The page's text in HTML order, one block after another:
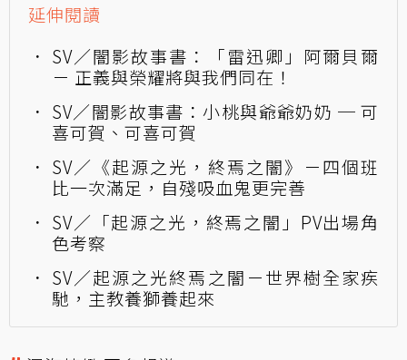
延伸閱讀
SV／闇影故事書：「雷迅卿」阿爾貝爾
－ 正義與榮耀將與我們同在！
SV／闇影故事書：小桃與爺爺奶奶 ─ 可
喜可賀、可喜可賀
SV／《起源之光，終焉之闇》－四個班
比一次滿足，自殘吸血鬼更完善
SV／「起源之光，終焉之闇」PV出場角
色考察
SV／起源之光終焉之闇－世界樹全家疾
馳，主教養獅養起來